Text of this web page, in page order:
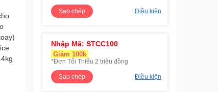
Sao chép
Điều kiện
Nhập Mã: STCC100
Giảm 100k
*Đơn Tối Thiểu 2 triệu đồng
Sao chép
Điều kiện